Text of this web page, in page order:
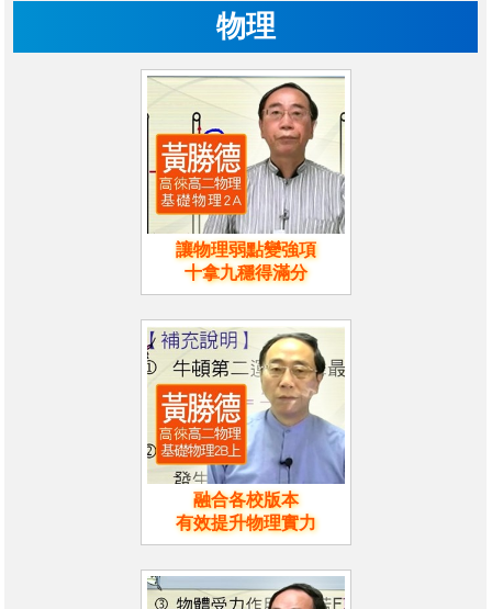
物理
讓物理弱點變強項
十拿九穩得滿分
融合各校版本
有效提升物理實力